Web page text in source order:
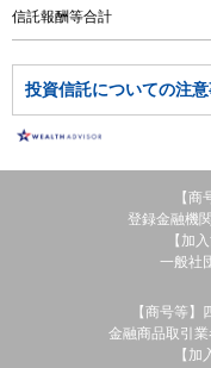
信託報酬等合計
投資信託についての注
【
登録金融機
【加
一般社
【商号等
金融商品取引
【